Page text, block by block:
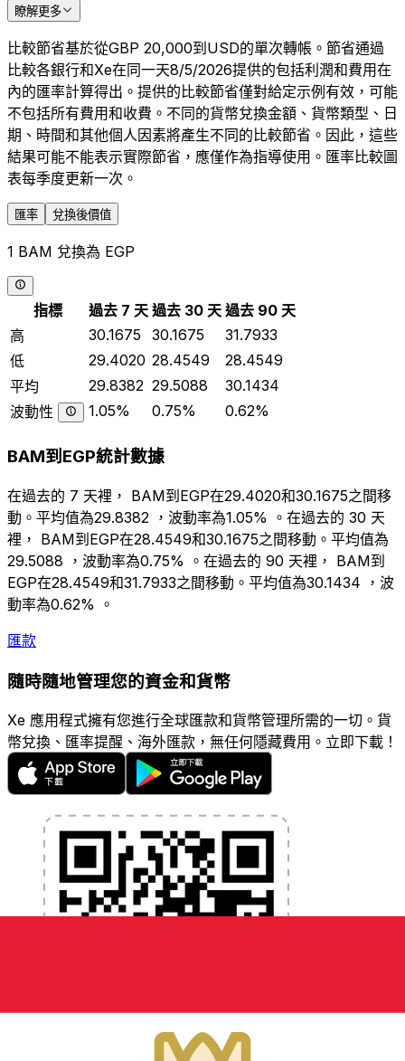
瞭解更多
比較節省基於從GBP 20,000到USD的單次轉帳。節省通過
比較各銀行和Xe在同一天8/5/2026提供的包括利潤和費用在
內的匯率計算得出。提供的比較節省僅對給定示例有效，可能
不包括所有費用和收費。不同的貨幣兌換金額、貨幣類型、日
期、時間和其他個人因素將產生不同的比較節省。因此，這些
結果可能不能表示實際節省，應僅作為指導使用。匯率比較圖
表每季度更新一次。
匯率 兌換後價值
1 BAM 兌換為 EGP
指標 過去 7 天 過去 30 天 過去 90 天
高
30.1675 30.1675
31.7933
低
29.4020 28.4549
28.4549
平均
29.8382 29.5088
30.1434
波動性
1.05% 0.75% 0.62%
BAM到EGP統計數據
在過去的 7 天裡， BAM到EGP在29.4020和30.1675之間移
動。平均值為29.8382 ，波動率為1.05% 。在過去的 30 天
裡， BAM到EGP在28.4549和30.1675之間移動。平均值為
29.5088 ，波動率為0.75% 。在過去的 90 天裡， BAM到
EGP在28.4549和31.7933之間移動。平均值為30.1434 ，波
動率為0.62% 。
匯款
隨時隨地管理您的資金和貨幣
Xe 應用程式擁有您進行全球匯款和貨幣管理所需的一切。貨
幣兌換、匯率提醒、海外匯款，無任何隱藏費用。立即下載！